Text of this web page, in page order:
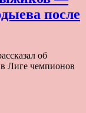
после
об
Лиге чемпионов